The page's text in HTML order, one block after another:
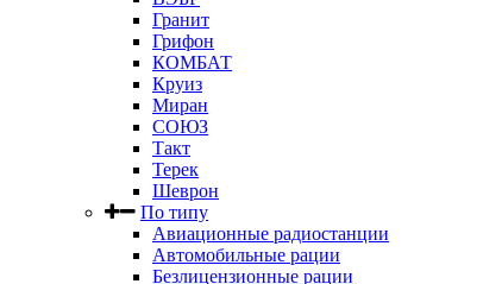
Гранит
Грифон
КОМБАТ
Круиз
Миран
СОЮЗ
Такт
Терек
Шеврон
По типу
Авиационные радиостанции
Автомобильные рации
Безлицензионные рации